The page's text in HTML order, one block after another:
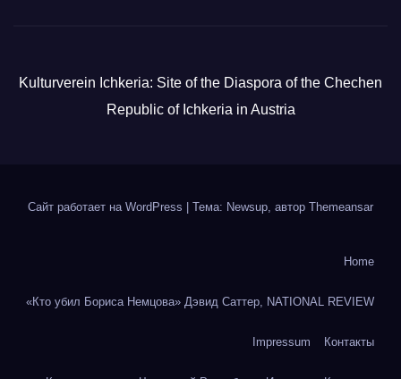
Kulturverein Ichkeria: Site of the Diaspora of the Chechen
Republic of Ichkeria in Austria
Сайт работает на WordPress Тема: Newsup, автор Themeansar
Home
«Кто убил Бориса Немцова» Дэвид Саттер, NATIONAL REVIEW
Impressum Контакты